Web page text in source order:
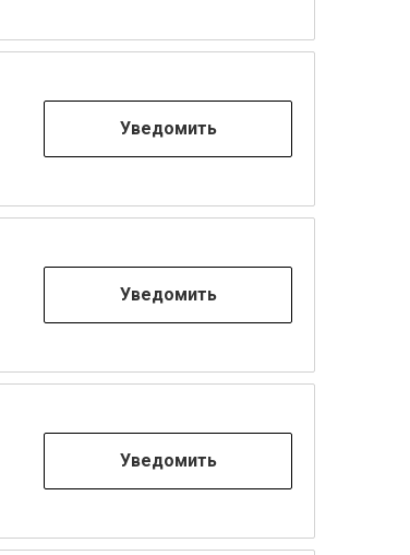
Уведомить
Уведомить
Уведомить